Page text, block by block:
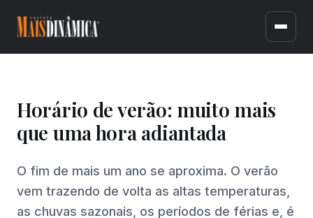
Horário de verão: muito mais
que uma hora adiantada
O fim de mais um ano se aproxima. O verão
vem trazendo de volta as altas temperaturas,
as chuvas sazonais, os períodos de férias e, é